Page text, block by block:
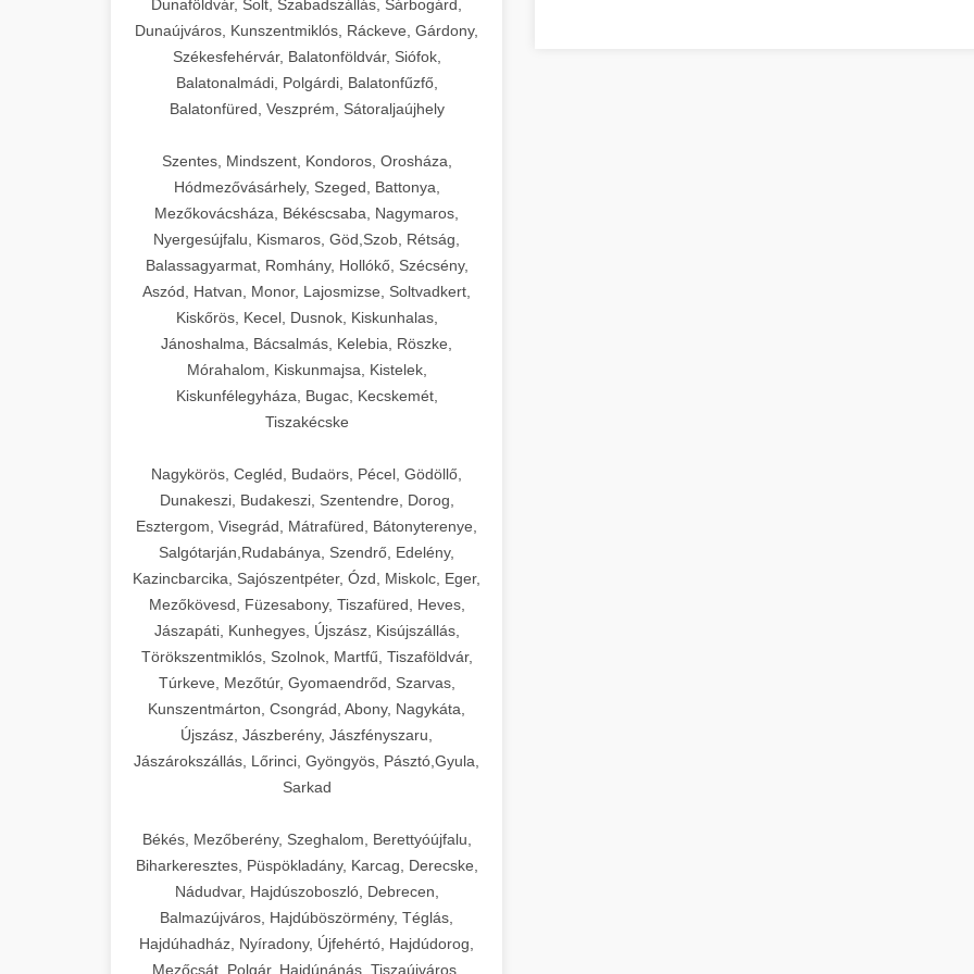
Dunaföldvár, Solt, Szabadszállás, Sárbogárd,
Dunaújváros, Kunszentmiklós, Ráckeve, Gárdony,
Székesfehérvár, Balatonföldvár, Siófok,
Balatonalmádi, Polgárdi, Balatonfűzfő,
Balatonfüred, Veszprém, Sátoraljaújhely
Szentes, Mindszent, Kondoros, Orosháza,
Hódmezővásárhely, Szeged, Battonya,
Mezőkovácsháza, Békéscsaba, Nagymaros,
Nyergesújfalu, Kismaros, Göd,Szob, Rétság,
Balassagyarmat, Romhány, Hollókő, Szécsény,
Aszód, Hatvan, Monor, Lajosmizse, Soltvadkert,
Kiskőrös, Kecel, Dusnok, Kiskunhalas,
Jánoshalma, Bácsalmás, Kelebia, Röszke,
Mórahalom, Kiskunmajsa, Kistelek,
Kiskunfélegyháza, Bugac, Kecskemét,
Tiszakécske
Nagykörös, Cegléd, Budaörs, Pécel, Gödöllő,
Dunakeszi, Budakeszi, Szentendre, Dorog,
Esztergom, Visegrád, Mátrafüred, Bátonyterenye,
Salgótarján,Rudabánya, Szendrő, Edelény,
Kazincbarcika, Sajószentpéter, Ózd, Miskolc, Eger,
Mezőkövesd, Füzesabony, Tiszafüred, Heves,
Jászapáti, Kunhegyes, Újszász, Kisújszállás,
Törökszentmiklós, Szolnok, Martfű, Tiszaföldvár,
Túrkeve, Mezőtúr, Gyomaendrőd, Szarvas,
Kunszentmárton, Csongrád, Abony, Nagykáta,
Újszász, Jászberény, Jászfényszaru,
Jászárokszállás, Lőrinci, Gyöngyös, Pásztó,Gyula,
Sarkad
Békés, Mezőberény, Szeghalom, Berettyóújfalu,
Biharkeresztes, Püspökladány, Karcag, Derecske,
Nádudvar, Hajdúszoboszló, Debrecen,
Balmazújváros, Hajdúböszörmény, Téglás,
Hajdúhadház, Nyíradony, Újfehértó, Hajdúdorog,
Mezőcsát, Polgár, Hajdúnánás, Tiszaújváros,